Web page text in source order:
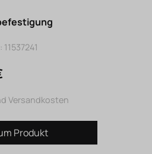
Versandkosten
Produkt